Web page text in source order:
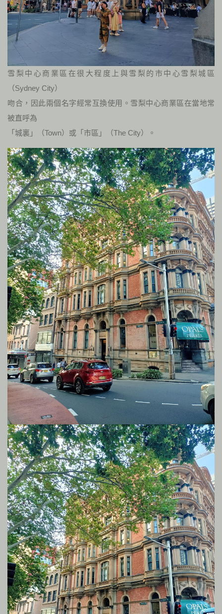
雪梨中心商業區在很大程度上與雪梨的市中心雪梨城區
（Sydney City）
吻合，因此兩個名字經常互換使用。雪梨中心商業區在當地常
被直呼為
「城裏」（Town）或「市區」（The City）。